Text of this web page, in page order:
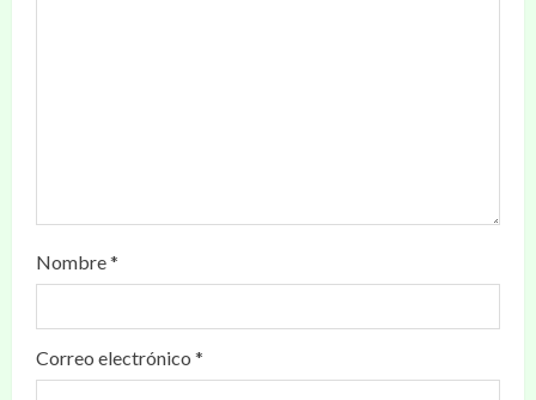
Nombre*
Correo electrónico *